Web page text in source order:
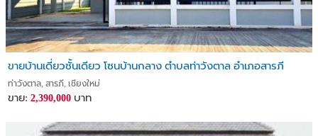
ขายบ้านเดี่ยวชั้นเดียว โซนบ้านกลาง ตำบลท่าวังตาล อำเภอสารภี
ท่าวังตาล, สารภี, เชียงใหม่
ขาย: 2,390,000 บาท